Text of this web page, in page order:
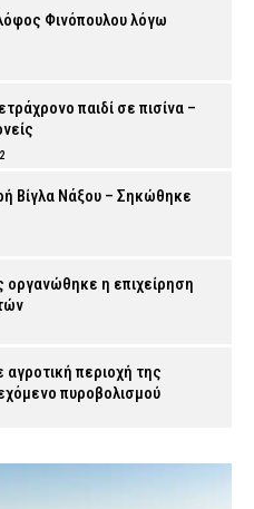
Φινόπουλου λόγω
παιδί σε πισίνα –
Βίγλα Νάξου – Σηκώθηκε
οργανώθηκε η επιχείρηση
περιοχή της
πυροβολισμού
μαρμελάδας – Τι πρέπει να